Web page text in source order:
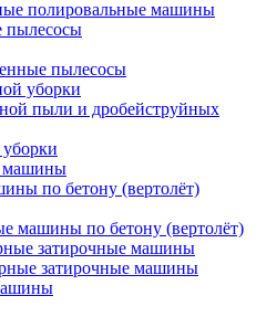
полировальные машины
пылесосы
уборки
пыли и дробейструйных
машины
по бетону (вертолёт)
машины по бетону (вертолёт)
затирочные машины
затирочные машины